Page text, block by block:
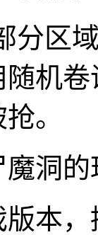
分区
机
。
洞
本